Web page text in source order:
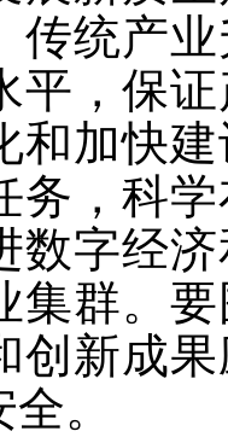
传统产
平，保
和加快
务，科
数字经
集群。
创新成
。